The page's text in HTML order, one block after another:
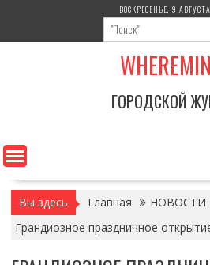
содержимому
ВОСКРЕСЕНЬЕ, 9
ГОРОДСКОЙ
Вы здесь Главная
НОВОСТИ
Грандиозное праздничное